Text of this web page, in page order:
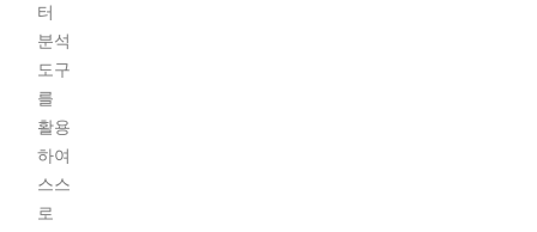
터
분석
도구
를
활용
하여
스스
로